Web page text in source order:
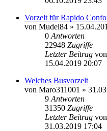
Vorzelt für Rapido
von Mudel84 »
0 Antworten
22948 Zugriffe
Letzter Beitrag von
15.04.2019 20:07
Welches Busvorzelt
von Maro311001 »
9 Antworten
31350 Zugriffe
Letzter Beitrag von
31.03.2019 17:04